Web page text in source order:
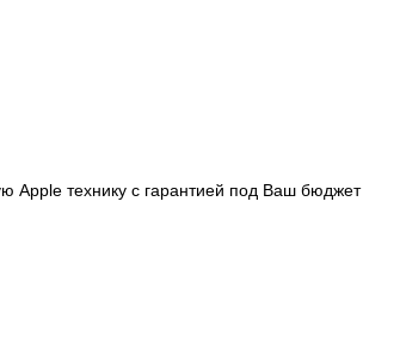
Apple технику с гарантией под Ваш бюджет